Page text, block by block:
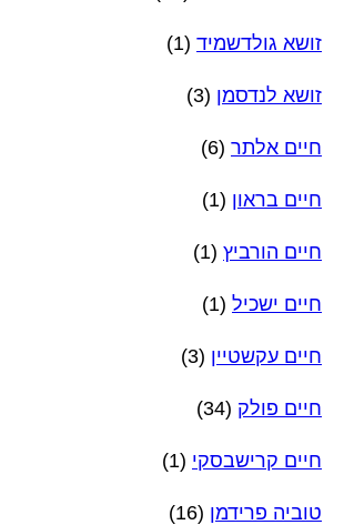
זושא גולדשמיד (1)
זושא לנדסמן (3)
חיים אלתר (6)
חיים בראון (1)
חיים הורביץ (1)
חיים ישכיל (1)
חיים עקשטיין (3)
חיים פולק (34)
חיים קרישבסקי (1)
טוביה פרידמן (16)